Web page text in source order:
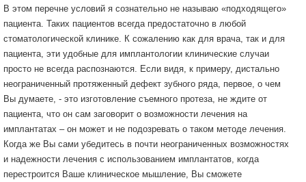
В этом перечне условий я сознательно не называю «подходящего»
пациента. Таких пациентов всегда предостаточно в любой
стоматологической клинике. К сожалению как для врача, так и для
пациента, эти удобные для имплантологии клинические случаи
просто не всегда распознаются. Если видя, к примеру, дистально
неограниченный протяженный дефект зубного ряда, первое, о чем
Вы думаете, - это изготовление съемного протеза, не ждите от
пациента, что он сам заговорит о возможности лечения на
имплантатах – он может и не подозревать о таком методе лечения.
Когда же Вы сами убедитесь в почти неограниченных возможностях
и надежности лечения с использованием имплантатов, когда
перестроится Ваше клиническое мышление, Вы сможете